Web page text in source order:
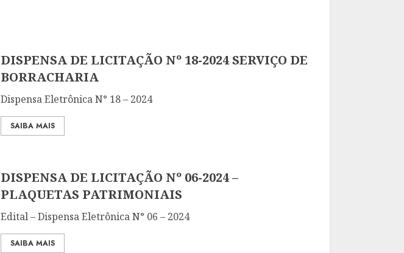
DISPENSA DE LICITAÇÃO Nº 18-2024 SERVIÇO DE
BORRACHARIA
Dispensa Eletrônica N° 18 – 2024
SAIBA MAIS
DISPENSA DE LICITAÇÃO Nº 06-2024 –
PLAQUETAS PATRIMONIAIS
Edital – Dispensa Eletrônica N° 06 – 2024
SAIBA MAIS